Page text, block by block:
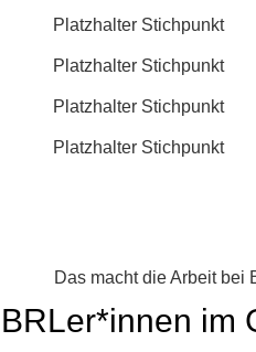
Platzhalter Stichpunkt
Platzhalter Stichpunkt
Platzhalter Stichpunkt
Platzhalter Stichpunkt
Das macht die Arbeit bei
BRLer*innen im